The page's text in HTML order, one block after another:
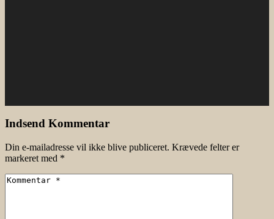
Indsend Kommentar
Din e-mailadresse vil ikke blive publiceret. Krævede felter er
markeret med *